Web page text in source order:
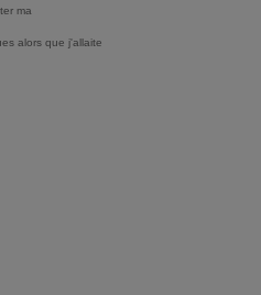
ma
alors que j'allaite